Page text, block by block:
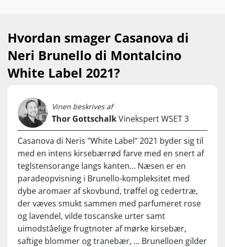
Hvordan smager Casanova di
Neri Brunello di Montalcino
White Label 2021?
Vinen beskrives af
Thor GottschalkVinekspert WSET 3
Casanova di Neris "White Label" 2021 byder sig til
med en intens kirsebærrød farve med en snert af
teglstensorange langs kanten… Næsen er en
paradeopvisning i Brunello-kompleksitet med
dybe aromaer af skovbund, trøffel og cedertræ,
der væves smukt sammen med parfumeret rose
og lavendel, vilde toscanske urter samt
uimodståelige frugtnoter af mørke kirsebær,
saftige blommer og tranebær, … Brunelloen gilder